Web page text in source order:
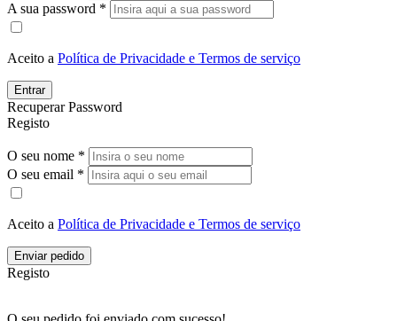
A sua password *
Aceito a Política de Privacidade e Termos de serviço
Entrar
Recuperar Password
Registo
O seu nome *
O seu email *
Aceito a Política de Privacidade e Termos de serviço
Enviar pedido
Registo